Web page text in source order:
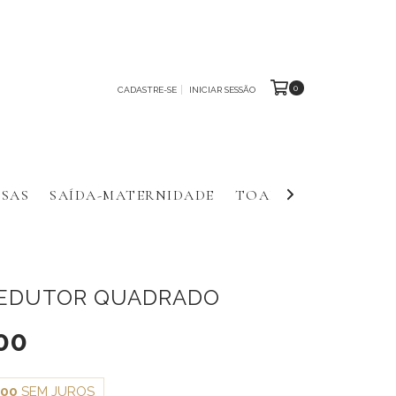
CADASTRE-SE INICIAR SESSÃO 0
SAÍDA-MATERNIDADE TOALHAS E
QUADRADO
SEM JUROS